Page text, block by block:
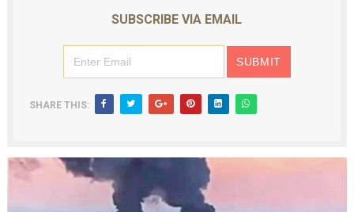
SUBSCRIBE VIA EMAIL
SHARE THIS: